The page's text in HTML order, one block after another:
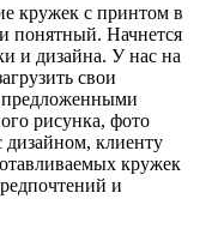
кружек с принтом в
понятный. Начнется
и дизайна. У нас на
свои
предложенными
рисунка, фото
дизайном, клиенту
кружек
и